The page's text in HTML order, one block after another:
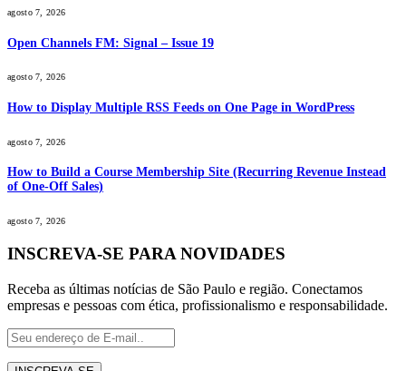
agosto 7, 2026
Open Channels FM: Signal – Issue 19
agosto 7, 2026
How to Display Multiple RSS Feeds on One Page in WordPress
agosto 7, 2026
How to Build a Course Membership Site (Recurring Revenue Instead
of One-Off Sales)
agosto 7, 2026
INSCREVA-SE PARA NOVIDADES
Receba as últimas notícias de São Paulo e região. Conectamos
empresas e pessoas com ética, profissionalismo e responsabilidade.